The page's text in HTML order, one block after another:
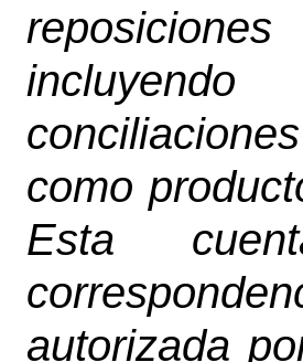
como
Esta
autorizada